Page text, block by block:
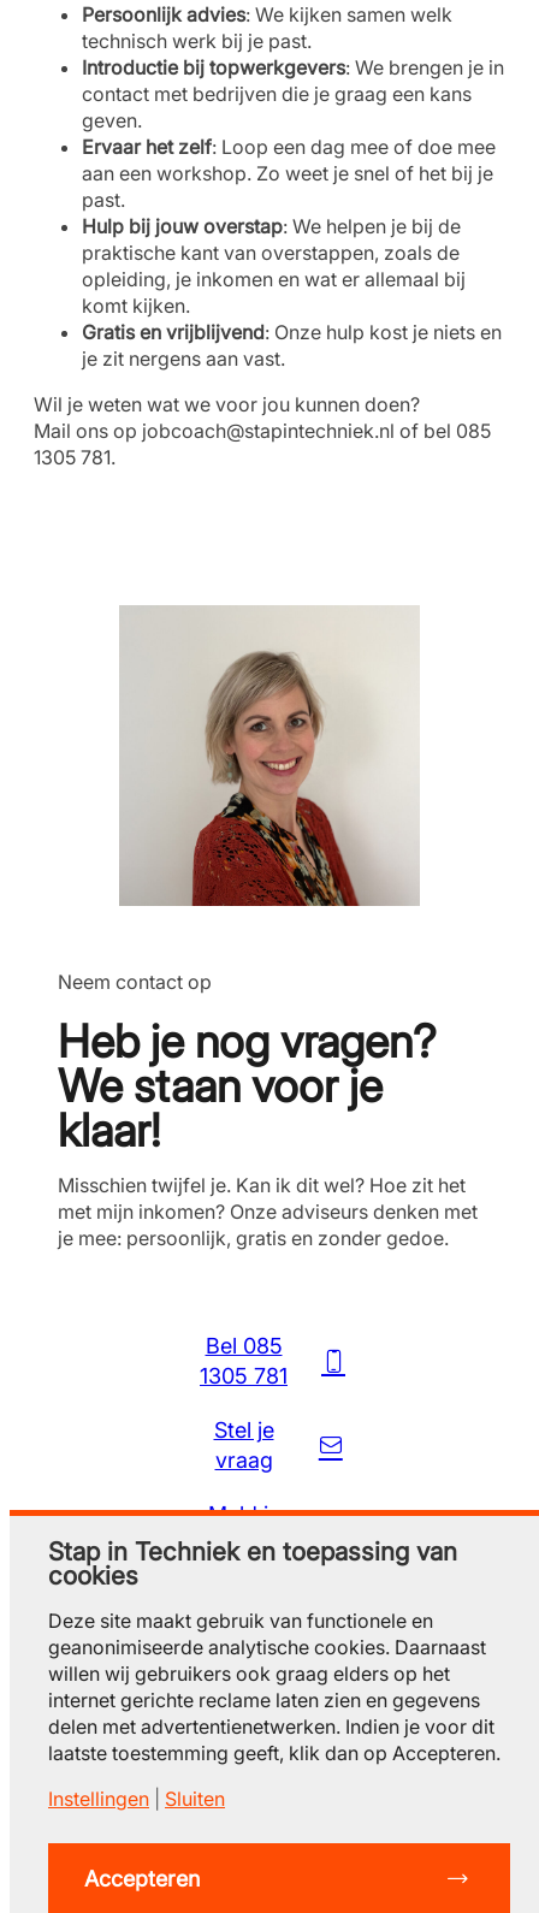
Persoonlijk advies: We kijken samen welk
technisch werk bij je past.
Introductie bij topwerkgevers: We brengen je in
contact met bedrijven die je graag een kans
geven.
Ervaar het zelf: Loop een dag mee of doe mee
aan een workshop. Zo weet je snel of het bij je
past.
Hulp bij jouw overstap: We helpen je bij de
praktische kant van overstappen, zoals de
opleiding, je inkomen en wat er allemaal bij
komt kijken.
Gratis en vrijblijvend: Onze hulp kost je niets en
je zit nergens aan vast.
Wil je weten wat we voor jou kunnen doen?
Mail ons op jobcoach@stapintechniek.nl of bel 085
1305 781.
Neem contact op
Heb je nog vragen?
We staan voor je
klaar!
Misschien twijfel je. Kan ik dit wel? Hoe zit het
met mijn inkomen? Onze adviseurs denken met
je mee: persoonlijk, gratis en zonder gedoe.
Bel 085
1305 781
Stel je
vraag
Meld je
gratis aan
© 2026 Stap in techniek
gebruiksvoorwaarden contact
Stap in Techniek en toepassing van
cookies
Deze site maakt gebruik van functionele en
geanonimiseerde analytische cookies. Daarnaast
willen wij gebruikers ook graag elders op het
internet gerichte reclame laten zien en gegevens
delen met advertentienetwerken. Indien je voor dit
laatste toestemming geeft, klik dan op Accepteren.
Instellingen
Sluiten
Accepteren